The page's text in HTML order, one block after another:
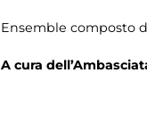
Ensemble composto
A cura